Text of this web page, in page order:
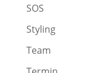
SOS
Styling
Team